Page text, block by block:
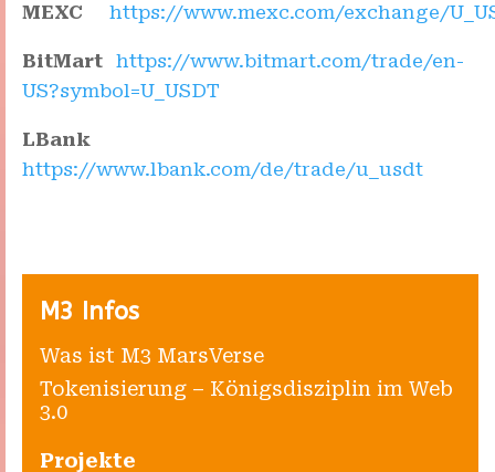
M3 Infos
Was ist M3 MarsVerse
Tokenisierung – Königsdisziplin im Web
3.0
Projekte
MEXC https://www.mexc.com/exchange/
BitMart
https://www.bitmart.com/trade/en-
US?symbol=U_USDT
LBank
https://www.lbank.com/de/trade/u_usdt